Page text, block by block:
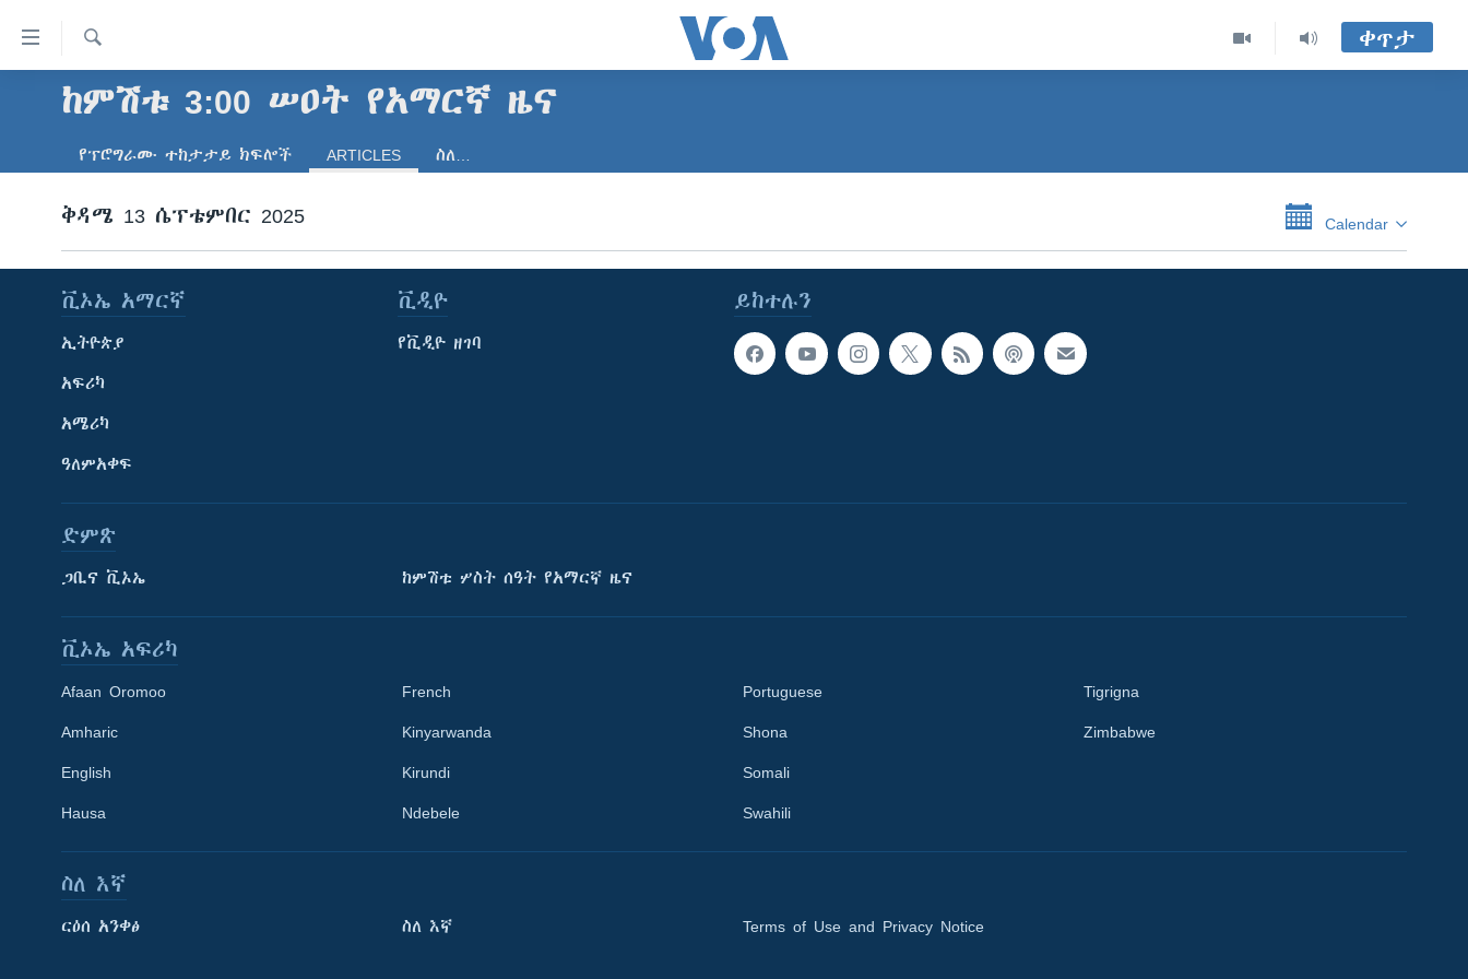
የመሥሪያ
ማገናኛዎች
ይዘት
ይዘት
አፍሪካ
ዓለምአቀፍ
አሜሪካ
መካከለኛው ምሥራቅ
ጋቢና ቪኦኤ
ከምሽቱ ሦስት ሰዓት የአማርኛ ዜና
ቪዲዮ
የፎቶ መድብሎች
ክምችት
ፈልግ
ቀጥታ
ከምሽቱ 3:00 ሠዐት የአማርኛ ዜና
የፕሮግራሙ ተከታታይ ክፍሎች ARTICLES ስለ…
ቅዳሜ 13 ሴፕቴምበር 2025 Calendar
ይከተሉን
ቪኦኤ አማርኛ
ኢትዮጵያ
አፍሪካ
አሜሪካ
ዓለምአቀፍ
ቪዲዮ
የቪዲዮ ዘገባ
ድምጽ
ጋቢና ቪኦኤ ከምሽቱ ሦስት ሰዓት የአማርኛ ዜና
ቪኦኤ አፍሪካ
Afaan Oromoo
Amharic
English
Hausa
French
Kinyarwanda
Kirundi
Ndebele
Portuguese
Shona
Somali
Swahili
Tigrigna
Zimbabwe
ስለ እኛ
ርዕሰ አንቀፅ ስለ እኛ Terms of Use and Privacy Notice